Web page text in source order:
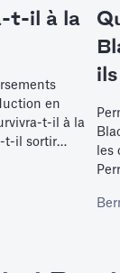
t-il à la
en
t-il à la
t-il sortir
les